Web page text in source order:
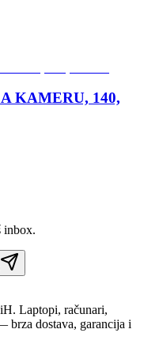
KAMERU, 140,
inbox.
Laptopi, računari,
brza dostava, garancija i